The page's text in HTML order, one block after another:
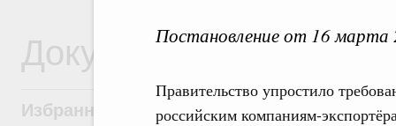
Постановление от 16
Правительство упростило
российским компаниям-
Документы
Избранные документы со справками к